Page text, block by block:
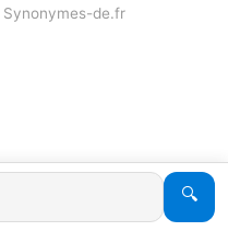
🔍
Synonymes-de.fr